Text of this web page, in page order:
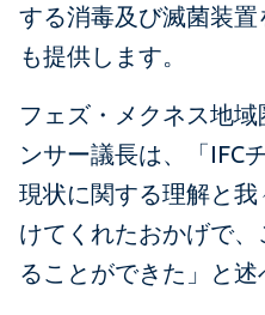
する消毒及び滅菌装
も提供します。
フェズ・メクネス地
ンサー議長は、「IFC
現状に関する理解と
けてくれたおかげで
ることができた」と述